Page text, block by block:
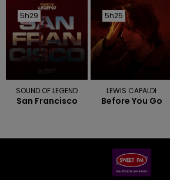
5h29
5h29
SOUND OF LEGEND
San Francisco
5h25
5h25
LEWIS CAPALDI
Before You Go